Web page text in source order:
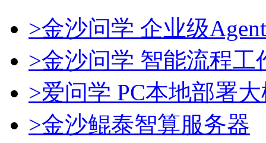
>金沙问学 企业级
>金沙问学 智能流程工
>爱问学 PC本地部署
>金沙鲲泰智算服务器